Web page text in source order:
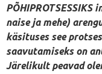
naise ja mehe)
käsituses see
saavutamiseks on
Järelikult peavad